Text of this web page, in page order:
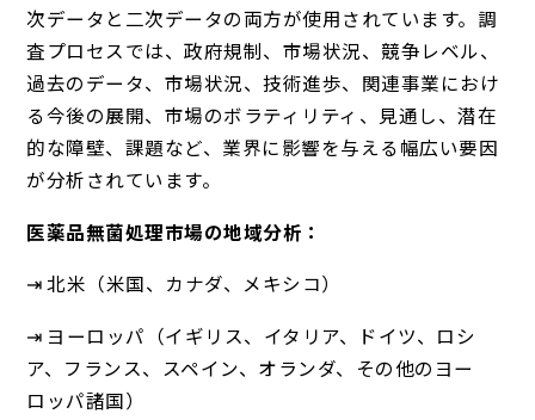
次データと二次データの両方が使用されています。調
査プロセスでは、政府規制、市場状況、競争レベル、
過去のデータ、市場状況、技術進歩、関連事業におけ
る今後の展開、市場のボラティリティ、見通し、潜在
的な障壁、課題など、業界に影響を与える幅広い要因
が分析されています。
医薬品無菌処理市場の地域分析：
⇥ 北米（米国、カナダ、メキシコ）
⇥ ヨーロッパ（イギリス、イタリア、ドイツ、ロシ
ア、フランス、スペイン、オランダ、その他のヨー
ロッパ諸国）